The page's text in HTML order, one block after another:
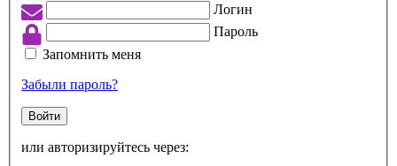
Логин
Пароль
Запомнить меня
Забыли пароль?
Войти
или авторизируйтесь через: